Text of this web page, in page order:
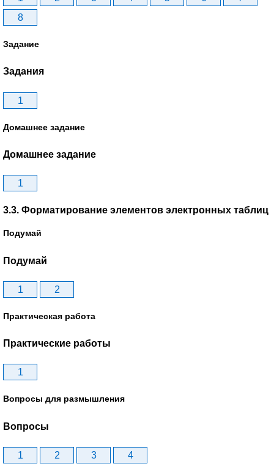
8
Задание
Задания
1
Домашнее задание
Домашнее задание
1
3.3. Форматирование элементов электронных таблиц
Подумай
Подумай
1 2
Практическая работа
Практические работы
1
Вопросы для размышления
Вопросы
1 2 3 4